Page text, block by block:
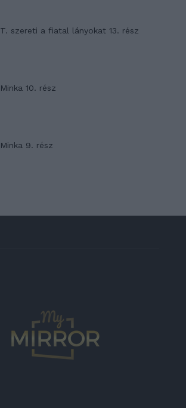
T. szereti a fiatal lányokat 13. rész
Minka 10. rész
Minka 9. rész